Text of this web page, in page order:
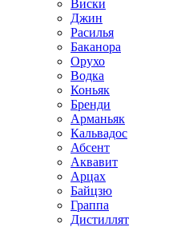
Виски
Джин
Расилья
Баканора
Орухо
Водка
Коньяк
Бренди
Арманьяк
Кальвадос
Абсент
Аквавит
Арцах
Байцзю
Граппа
Дистиллят